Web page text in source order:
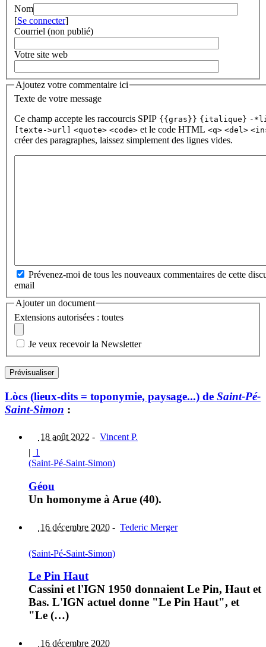
Nom
[Se connecter]
Courriel (non publié)
Votre site web
Ajoutez votre commentaire ici
Texte de votre message
Ce champ accepte les raccourcis SPIP {{gras}} {italique} -
[texte->url]
<quote> <code> et le code HTML <q> <del>
créer des paragraphes, laissez simplement des lignes vides.
Prévenez-moi de tous les nouveaux commentaires de cette
email
Ajouter un document
Extensions autorisées : toutes
Je veux recevoir la Newsletter
Lòcs (lieux-dits = toponymie, paysage...) de Saint-Pé-
Saint-Simon :
18 août 2022 - Vincent P.
| 1
(Saint-Pé-Saint-Simon)
Géou
Un homonyme à Arue (40).
16 décembre 2020 - Tederic Merger
(Saint-Pé-Saint-Simon)
Le Pin Haut
Cassini et l'IGN 1950 donnaient Le Pin, Haut et
Bas. L'IGN actuel donne "Le Pin Haut", et
"Le (…)
16 décembre 2020